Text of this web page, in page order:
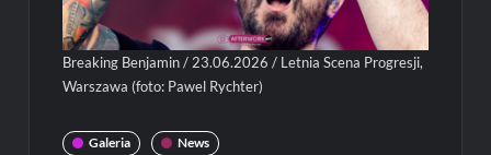
Breaking Benjamin / 23.06.2026 / Letnia Scena Progresji,
Warszawa (foto: Pawel Rychter)
Galeria News